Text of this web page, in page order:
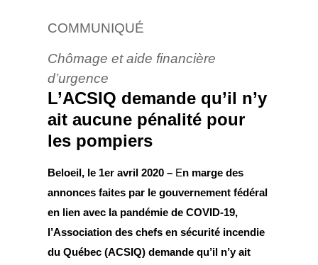
COMMUNIQUÉ
Chômage et aide financière
d’urgence
L’ACSIQ demande qu’il n’y
ait aucune pénalité pour
les pompiers
Beloeil, le 1er avril 2020 – En marge des
annonces faites par le gouvernement fédéral
en lien avec la pandémie de COVID-19,
l’Association des chefs en sécurité incendie
du Québec (ACSIQ) demande qu’il n’y ait